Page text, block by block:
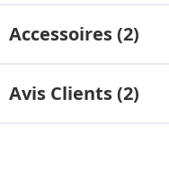
Accessoires (2)
Avis Clients (2)